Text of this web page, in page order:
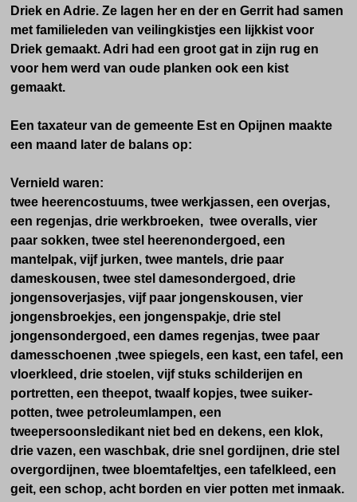
Driek en Adrie. Ze lagen her en der en Gerrit had samen
met familieleden van veilingkistjes een lijkkist voor
Driek gemaakt. Adri had een groot gat in zijn rug en
voor hem werd van oude planken ook een kist
gemaakt.
Een taxateur van de gemeente Est en Opijnen maakte
een maand later de balans op:
Vernield waren:
twee heerencostuums, twee werkjassen, een overjas,
een regenjas, drie werkbroeken, twee overalls, vier
paar sokken, twee stel heerenondergoed, een
mantelpak, vijf jurken, twee mantels, drie paar
dameskousen, twee stel damesondergoed, drie
jongensoverjasjes, vijf paar jon­genskousen, vier
jongensbroekjes, een jongenspakje, drie stel
jongensondergoed, een dames regenjas, twee paar
damesschoenen ,twee spiegels, een kast, een tafel, een
vloerkleed, drie stoelen, vijf stuks schilderijen en
portretten, een theepot, twaalf kopjes, twee suiker­
potten, twee petroleumlampen, een
tweepersoonsledikant niet bed en dekens, een klok,
drie vazen, een waschbak, drie snel gordijnen, drie stel
overgordijnen, twee bloemtafeltjes, een tafelkleed, een
geit, een schop, acht borden en vier potten met inmaak.